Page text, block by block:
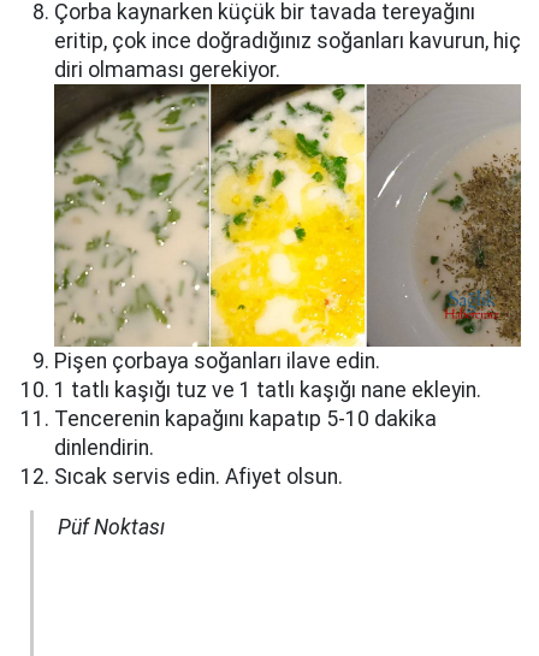
Çorba kaynarken küçük bir tavada tereyağını
eritip, çok ince doğradığınız soğanları kavurun, hiç
diri olmaması gerekiyor.
Pişen çorbaya soğanları ilave edin.
1 tatlı kaşığı tuz ve 1 tatlı kaşığı nane ekleyin.
Tencerenin kapağını kapatıp 5-10 dakika
dinlendirin.
Sıcak servis edin. Afiyet olsun.
Püf Noktası